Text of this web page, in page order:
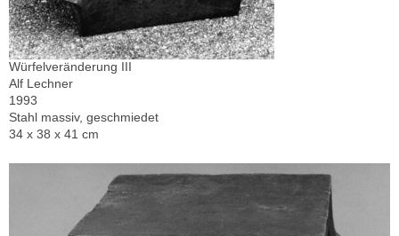
Würfelveränderung III
Alf Lechner
1993
Stahl massiv, geschmiedet
34 x 38 x 41 cm